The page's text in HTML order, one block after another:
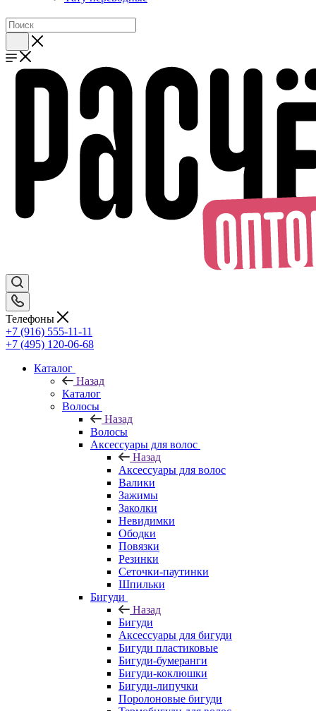
Телефоны
+7 (916) 555-11-11
+7 (495) 120-06-68
Каталог
Назад
Каталог
Волосы
Назад
Волосы
Аксессуары для волос
Назад
Аксессуары для волос
Валики
Зажимы
Заколки
Невидимки
Ободки
Повязки
Резинки
Сеточки-паутинки
Шпильки
Бигуди
Назад
Бигуди
Аксессуары для бигуди
Бигуди пластиковые
Бигуди-бумеранги
Бигуди-коклюшки
Бигуди-липучки
Поролоновые бигуди